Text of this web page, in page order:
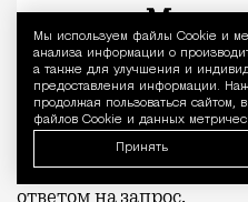
Мы используем файлы Сookie и
анализа информации о
а также для улучшения и
предоставления информации.
продолжая пользоваться сайтом,
файлов Cookie и данных
Принять
тут вдруг вырвалась и
мировым столицам — и
лидеров. Добавьте сюда
размылись границы
и само понятие отпуска
рабочим Wi-Fi выглядит
ответом на запрос.